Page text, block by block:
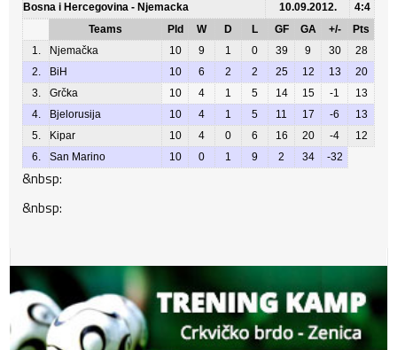
Bosna i Hercegovina - Njemacka
10.09.2012.
4:4
Teams
Pld W D L GF GA +/-
Pts
1.
Njemačka 10 9 1 0 39 9 30
28
2.
BiH 10 6 2 2 25 12 13
20
3.
Grčka 10 4 1 5 14 15 -1
13
4.
Bjelorusija 10 4 1 5 11 17 -6
13
5.
Kipar 10 4 0 6 16 20 -4
12
6.
San Marino 10 0 1 9 2 34 -32
&nbsp:
&nbsp: